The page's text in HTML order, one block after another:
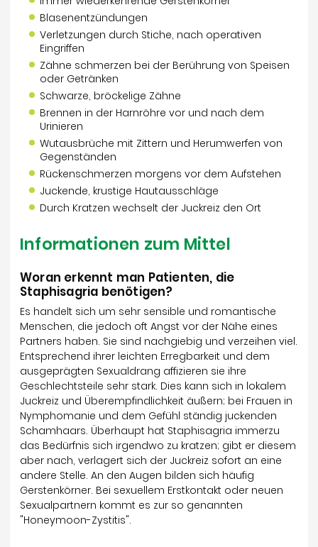
Blasenentzündungen
Verletzungen durch Stiche, nach operativen
Eingriffen
Zähne schmerzen bei der Berührung von Speisen
oder Getränken
Schwarze, bröckelige Zähne
Brennen in der Harnröhre vor und nach dem
Urinieren
Wutausbrüche mit Zittern und Herumwerfen von
Gegenständen
Rückenschmerzen morgens vor dem Aufstehen
Juckende, krustige Hautausschläge
Durch Kratzen wechselt der Juckreiz den Ort
Informationen zum Mittel
Woran erkennt man Patienten, die
Staphisagria benötigen?
Es handelt sich um sehr sensible und romantische
Menschen, die jedoch oft Angst vor der Nähe eines
Partners haben. Sie sind nachgiebig und verzeihen viel.
Entsprechend ihrer leichten Erregbarkeit und dem
ausgeprägten Sexualdrang affizieren sie ihre
Geschlechtsteile sehr stark. Dies kann sich in lokalem
Juckreiz und Überempfindlichkeit äußern; bei Frauen in
Nymphomanie und dem Gefühl ständig juckenden
Schamhaars. Überhaupt hat Staphisagria immerzu
das Bedürfnis sich irgendwo zu kratzen; gibt er diesem
aber nach, verlagert sich der Juckreiz sofort an eine
andere Stelle. An den Augen bilden sich häufig
Gerstenkörner. Bei sexuellem Erstkontakt oder neuen
Sexualpartnern kommt es zur so genannten
"Honeymoon-Zystitis".